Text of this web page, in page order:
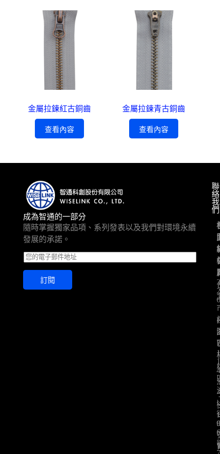
金屬拉鍊紅古銅齒
查看內容
金屬拉鍊青古銅齒
查看內容
成為智通的一部分
隨時掌握獨家品項、系列發表以及我們對環境永續
發展的承諾。
E
m
a
l
訂閱
聯
絡
我
們